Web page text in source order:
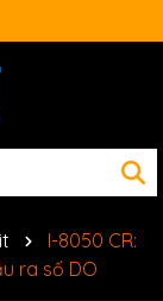
I-8050 CR:
ra số DO